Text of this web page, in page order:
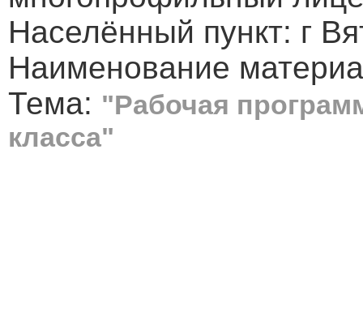
Населённый пункт: г
Наименование
Тема: "Рабочая
класса"